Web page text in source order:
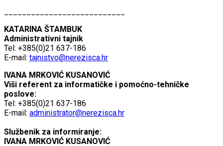
KATARINA ŠTAMBUK
Administrativni tajnik
Tel: +385(0)21 637-186
E-mail: tajnistvo@nerezisca.hr
IVANA MRKOVIĆ KUSANOVIĆ
Viši referent za informatičke i pomoćno-tehničke
poslove:
Tel: +385(0)21 637-186
E-mail: administrator@nerezisca.hr
Službenik za informiranje:
IVANA MRKOVIĆ KUSANOVIĆ